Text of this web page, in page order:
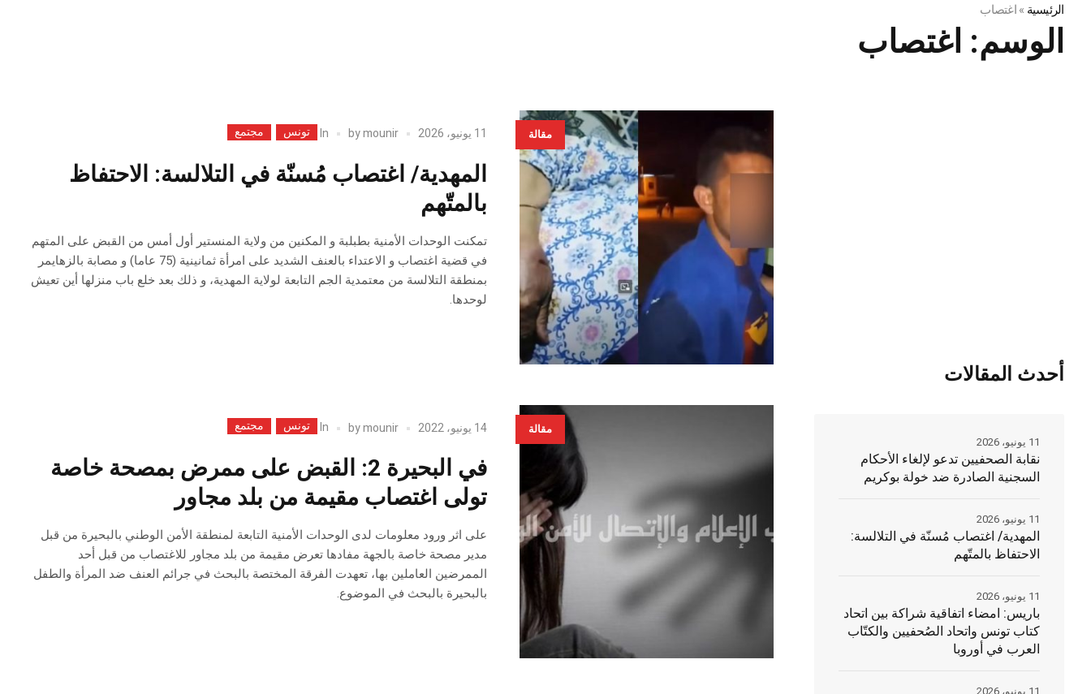
الرئيسية »اغتصاب
الوسم: اغتصاب
مقالة 11 يونيو، 2026 bymounir
In تونس مجتمع
المهدية/ اغتصاب مُسنّة في التلالسة: الاحتفاظ
بالمتّهم
تمكنت الوحدات الأمنية بطبلبة و المكنين من ولاية المنستير أول أمس من القبض على المتهم
في قضية اغتصاب و الاعتداء بالعنف الشديد على امرأة ثمانينية (75 عاما) و مصابة بالزهايمر
بمنطقة التلالسة من معتمدية الجم التابعة لولاية المهدية، و ذلك بعد خلع باب منزلها أين تعيش
لوحدها.
مقالة 14 يونيو، 2022 bymounir
In تونس مجتمع
في البحيرة 2: القبض على ممرض بمصحة خاصة
تولى اغتصاب مقيمة من بلد مجاور
على اثر ورود معلومات لدى الوحدات الأمنية التابعة لمنطقة الأمن الوطني بالبحيرة من قبل
مدير مصحة خاصة بالجهة مفادها تعرض مقيمة من بلد مجاور للاغتصاب من قبل أحد
الممرضين العاملين بها، تعهدت الفرقة المختصة بالبحث في جرائم العنف ضد المرأة والطفل
بالبحيرة بالبحث في الموضوع.
أحدث المقالات
نقابة الصحفيين تدعو لإلغاء الأحكام
السجنية الصادرة ضد خولة بوكريم
11 يونيو، 2026
المهدية/ اغتصاب مُسنّة في التلالسة:
الاحتفاظ بالمتّهم
11 يونيو، 2026
باريس: امضاء اتفاقية شراكة بين اتحاد
كتاب تونس واتحاد الصُحفيين والكتّاب
العرب في أوروبا
11 يونيو، 2026